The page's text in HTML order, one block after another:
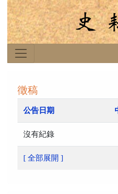
徵稿
公告日期
沒有紀錄
[ 全部展開 ]